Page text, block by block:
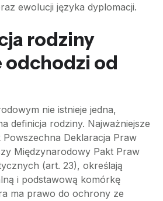
ewolucji języka dyplomacji.
rodziny
odchodzi od
nie istnieje jedna,
definicja rodziny. Najważniejsze
Powszechna Deklaracja Praw
Międzynarodowy Pakt Praw
(art. 23), określają
i podstawową komórkę
ma prawo do ochrony ze